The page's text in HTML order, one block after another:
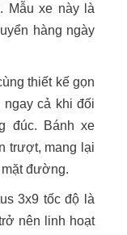
Mẫu xe này là
hàng ngày
thiết kế gọn
cả khi đối
đúc. Bánh xe
trượt, mang lại
đường.
3x9 tốc độ là
nên linh hoạt